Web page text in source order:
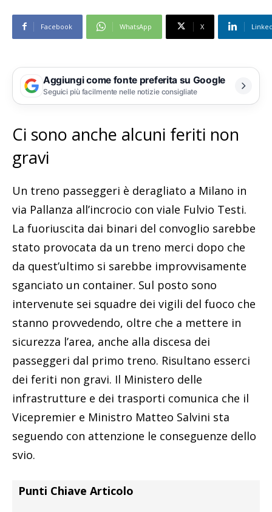
Facebook WhatsApp X
Aggiungi come fonte preferita su Google
Seguici più facilmente nelle notizie consigliate
Ci sono anche alcuni feriti non
gravi
Un treno passeggeri è deragliato a Milano in
via Pallanza all’incrocio con viale Fulvio Testi.
La fuoriuscita dai binari del convoglio sarebbe
stato provocata da un treno merci dopo che
da quest’ultimo si sarebbe improvvisamente
sganciato un container. Sul posto sono
intervenute sei squadre dei vigili del fuoco che
stanno provvedendo, oltre che a mettere in
sicurezza l’area, anche alla discesa dei
passeggeri dal primo treno. Risultano esserci
dei feriti non gravi. Il Ministero delle
infrastrutture e dei trasporti comunica che il
Vicepremier e Ministro Matteo Salvini sta
seguendo con attenzione le conseguenze dello
svio.
Punti Chiave Articolo